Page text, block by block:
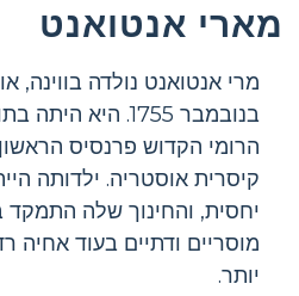
מארי אנטואנט
הרומי הקדוש פרנסיס
קיסרית אוסטריה. ילדותה
יחסית, והחינוך שלה התמקד
מוסריים ודתיים בעוד אחיה
יותר.